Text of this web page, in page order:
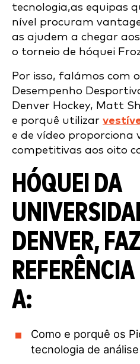
tecnologia,as equipas
nível procuram
as ajudem a chegar
o torneio de hóquei
Por isso, falámos com
Desempenho
Denver Hockey, Matt
e porquê utilizar
e de vídeo proporciona
competitivas aos oito
HÓQUEI DA
DENVER,
A:
Como e porquê os
tecnologia de